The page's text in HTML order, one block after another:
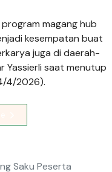
magang hub
kesempatan buat
juga di daerah-
Yassierli saat menutup
4/2026).
Saku Peserta